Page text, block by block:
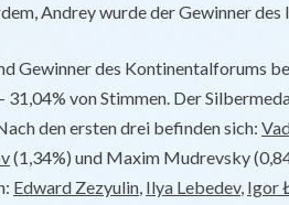
Andrey wurde der Gewinner
Gewinner des Kontinentalforums
31,04% von Stimmen. Der
den ersten drei befinden sich:
(1,34%) und Maxim Mudrevsky
Edward Zezyulin, Ilya Lebedev, Igor